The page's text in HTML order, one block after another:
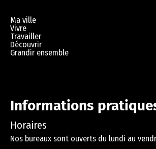
Ma ville
Vivre
Travailler
Découvrir
Grandir ensemble
Informations
Horaires
Nos bureaux sont ouverts du lundi au